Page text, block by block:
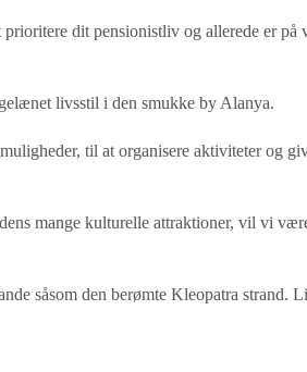
dit pensionistliv og allerede er på
livsstil i den smukke by Alanya.
til at organisere aktiviteter og
mange kulturelle attraktioner, vil vi
såsom den berømte Kleopatra strand.